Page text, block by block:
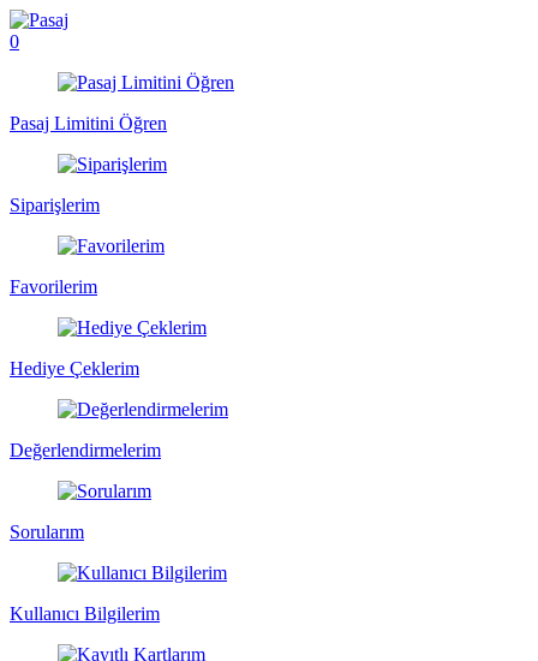
0
Pasaj Limitini Öğren
Siparişlerim
Favorilerim
Hediye Çeklerim
Değerlendirmelerim
Sorularım
Kullanıcı Bilgilerim